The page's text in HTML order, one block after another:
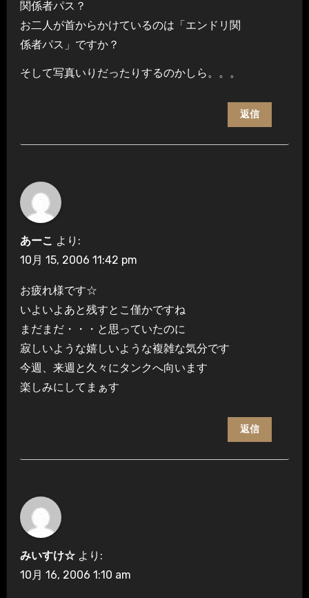
関係者パス？
お二人が首からかけているのは「エンドリ関
係者パス」ですか？
そして写真いりだったりするのかしら。。。
返信
あーこ より:
10月 15, 2006 11:42 pm
お疲れ様です☆
いよいよあと残すとこ僅かですね
まだまだ・・・と思っていたのに
寂しいような嬉しいような複雑な気分です
今週、来週と久々にタンクへ向います
楽しみにしてまぁす
返信
みいすけ☆ より:
10月 16, 2006 1:10 am